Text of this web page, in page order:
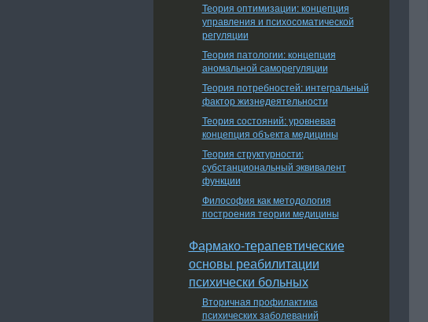
Теория оптимизации: концепция
управления и психосоматической
регуляции
Теория патологии: концепция
аномальной саморегуляции
Теория потребностей: интегральный
фактор жизнедеятельности
Теория состояний: уровневая
концепция объекта медицины
Теория структурности:
субстанциональный эквивалент
функции
Философия как методология
построения теории медицины
Фармако-терапевтические
основы реабилитации
психически больных
Вторичная профилактика
психических заболеваний